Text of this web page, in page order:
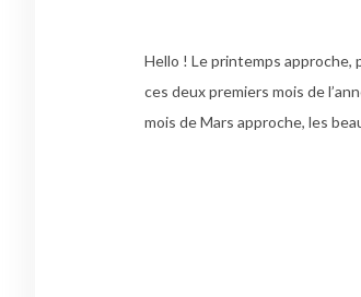
Hello ! Le printemps approche,
ces deux premiers mois de
mois de Mars approche, les